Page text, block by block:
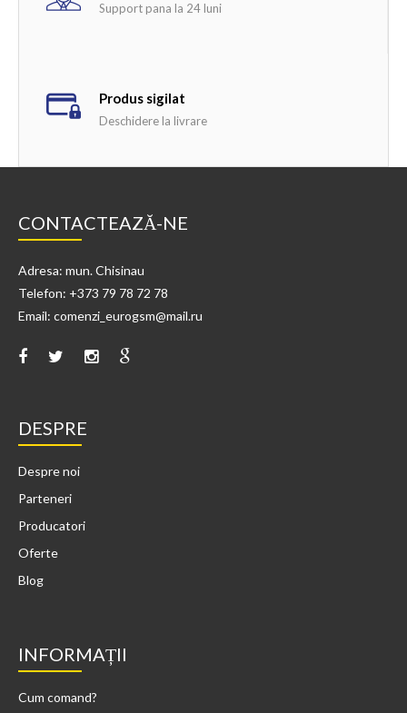
Support pana la 24 luni
Produs sigilat
Deschidere la livrare
CONTACTEAZĂ-NE
Adresa: mun. Chisinau
Telefon: +373 79 78 72 78
Email: comenzi_eurogsm@mail.ru
DESPRE
Despre noi
Parteneri
Producatori
Oferte
Blog
INFORMAȚII
Cum comand?